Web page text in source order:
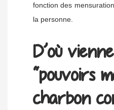
fonction des
la personne.
D’où
“pouvoirs
charbon